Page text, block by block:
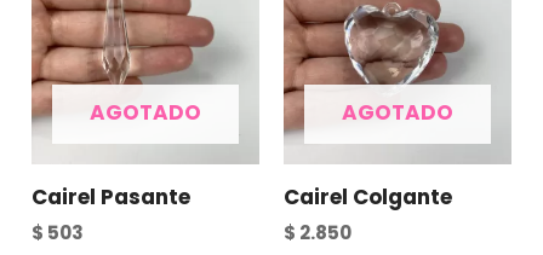
AGOTADO
Cairel Pasante
$ 503
AGOTADO
Cairel Colgante
$ 2.850